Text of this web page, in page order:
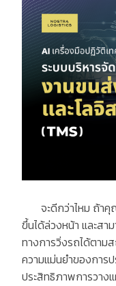
จะดีกว่าไหม ถ้าคุ
ขึ้นได้ล่วงหน้า และส
ทางการวิ่งรถได้ตาม
ความแม่นยำของการ
ประสิทธิภาพการวาง